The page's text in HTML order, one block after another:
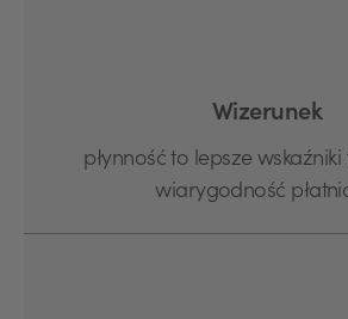
Wizerunek
płynność to lepsze
wiarygodność